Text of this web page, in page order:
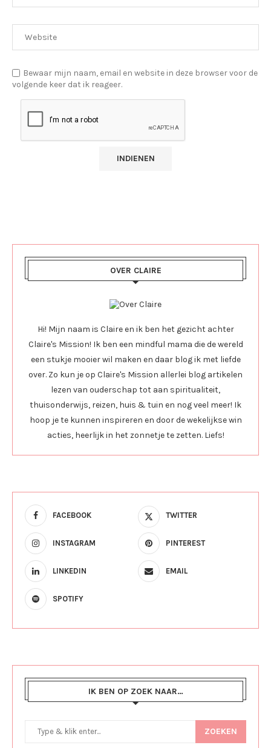
Bewaar mijn naam, email en website in deze browser voor de
volgende keer dat ik reageer.
OVER CLAIRE
Hi! Mijn naam is Claire en ik ben het gezicht achter
Claire's Mission! Ik ben een mindful mama die de wereld
een stukje mooier wil maken en daar blog ik met liefde
over. Zo kun je op Claire's Mission allerlei blog artikelen
lezen van ouderschap tot aan spiritualiteit,
thuisonderwijs, reizen, huis & tuin en nog veel meer! Ik
hoop je te kunnen inspireren en door de wekelijkse win
acties, heerlijk in het zonnetje te zetten. Liefs!
FACEBOOK TWITTER
INSTAGRAM PINTEREST
LINKEDIN EMAIL
SPOTIFY
IK BEN OP ZOEK NAAR…
ZOEKEN